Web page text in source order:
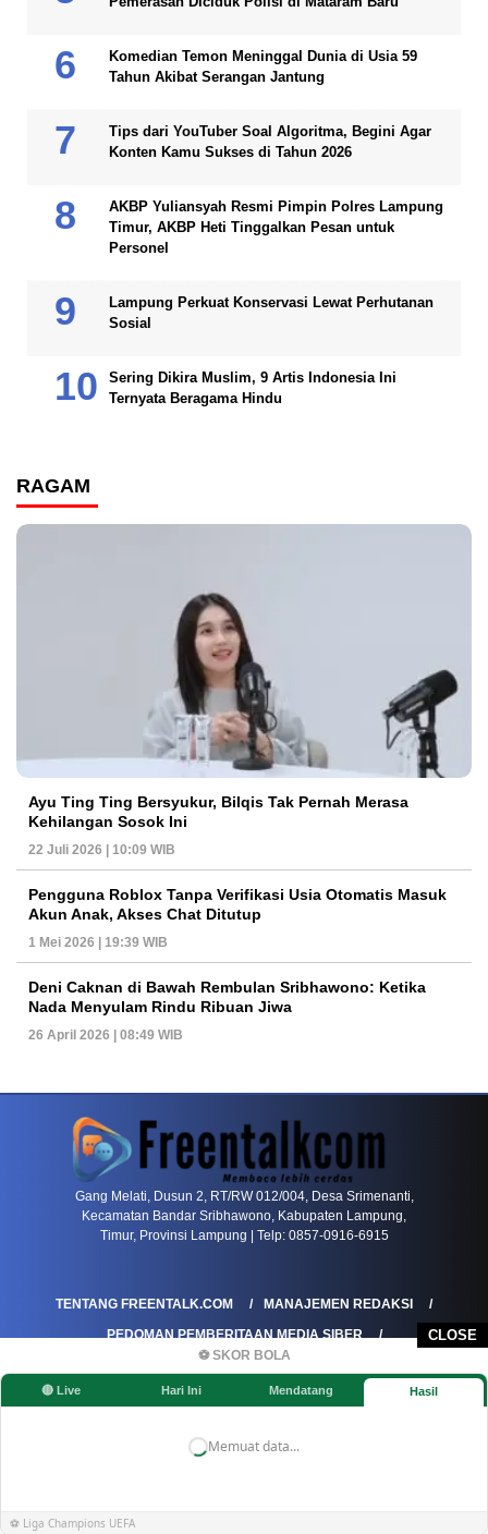
CLOSE
⚽ SKOR BOLA
🔴 Live Hari Ini Mendatang Hasil
Memuat data...
⚽ Liga Champions UEFA
Komedian Temon Meninggal Dunia di Usia 59
Tahun Akibat Serangan Jantung
Tips dari YouTuber Soal Algoritma, Begini Agar
Konten Kamu Sukses di Tahun 2026
AKBP Yuliansyah Resmi Pimpin Polres Lampung
Timur, AKBP Heti Tinggalkan Pesan untuk
Personel
Lampung Perkuat Konservasi Lewat Perhutanan
Sosial
Sering Dikira Muslim, 9 Artis Indonesia Ini
Ternyata Beragama Hindu
RAGAM
Ayu Ting Ting Bersyukur, Bilqis Tak Pernah Merasa
Kehilangan Sosok Ini
22 Juli 2026 | 10:09 WIB
Pengguna Roblox Tanpa Verifikasi Usia Otomatis Masuk
Akun Anak, Akses Chat Ditutup
1 Mei 2026 | 19:39 WIB
Deni Caknan di Bawah Rembulan Sribhawono: Ketika
Nada Menyulam Rindu Ribuan Jiwa
26 April 2026 | 08:49 WIB
Gang Melati, Dusun 2, RT/RW 012/004, Desa Srimenanti,
Kecamatan Bandar Sribhawono, Kabupaten Lampung,
Timur, Provinsi Lampung | Telp: 0857-0916-6915
TENTANG FREENTALK.COM
MANAJEMEN REDAKSI
PEDOMAN PEMBERITAAN MEDIA SIBER
PEDOMAN PEMBERITAAN RAMAH ANAK
KOREKSI & KLARIFIKASI
KEBIJAKAN IKLAN / ADVERTORIAL